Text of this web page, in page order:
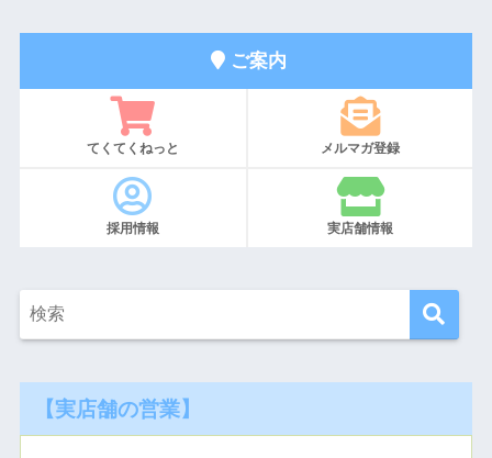
ご案内
てくてくねっと メルマガ登録
採用情報 実店舗情報
【実店舗の営業】